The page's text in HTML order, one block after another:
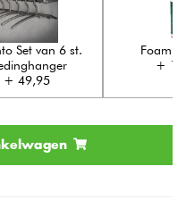
Set van 6 st.
+ 49,95
Foam
+